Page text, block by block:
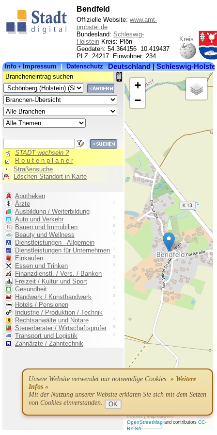
Bendfeld
Offizielle Website: www.amt-
probstei.de
Bundesland: Schleswig-
Holstein Kreis: Plön
Geodaten: 54.364156 10.419437
PLZ: 24217 Einwohner: 234
Kreis
Unsere Website verwendet nur notwendige Cookies: » Weitere
Infos «
Mit der Nutzung unserer Website erklären Sie sich mit dem Setzen
von Cookies einverstanden.
OK